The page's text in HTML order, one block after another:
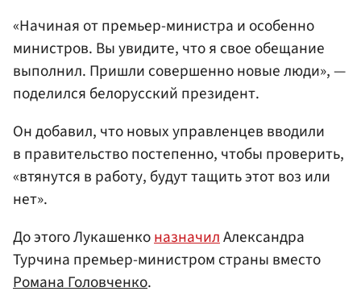
«Начиная от премьер-министра и особенно
министров. Вы увидите, что я свое обещание
выполнил. Пришли совершенно новые люди», —
поделился белорусский президент.
Он добавил, что новых управленцев вводили
в правительство постепенно, чтобы проверить,
«втянутся в работу, будут тащить этот воз или
нет».
До этого ЛукашенконазначилАлександра
Турчина премьер-министром страны вместо
Романа Головченко.